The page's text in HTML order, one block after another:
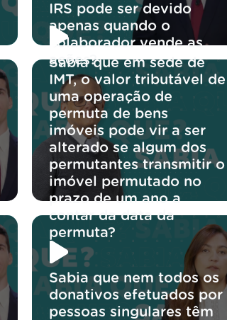
IRS pode ser devido
apenas quando o
colaborador vende as
ações?
Sabia que em sede de
IMT, o valor tributável de
uma operação de
permuta de bens
imóveis pode vir a ser
alterado se algum dos
permutantes transmitir o
imóvel permutado no
prazo de um ano a
contar da data da
permuta?
Sabia que nem todos os
donativos efetuados por
pessoas singulares têm